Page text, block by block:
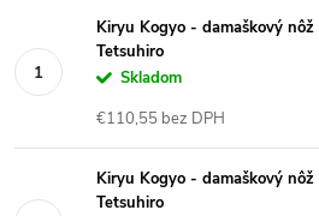
Kiryu Kogyo - damaškový
Tetsuhiro
Skladom
€110,55 bez DPH
Kiryu Kogyo - damaškový
Tetsuhiro